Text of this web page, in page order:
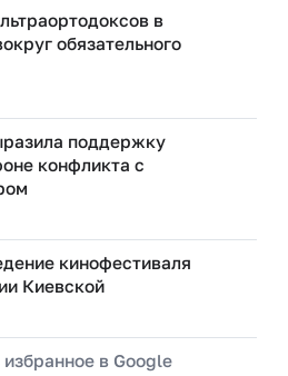
в
обязательного
поддержку
конфликта с
кинофестиваля
Киевской
в Google